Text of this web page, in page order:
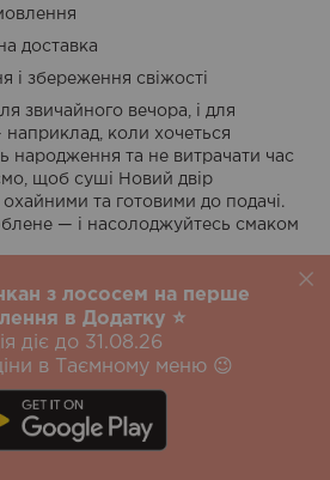
доставка
і збереження свіжості
звичайного вечора, і для
наприклад, коли хочеться
народження та не витрачати час
щоб суші Новий двір
та готовими до подачі.
— і насолоджуйтесь смаком
з лососем на перше
в Додатку ⭐️
діє до 31.08.26
в Таємному меню 😉